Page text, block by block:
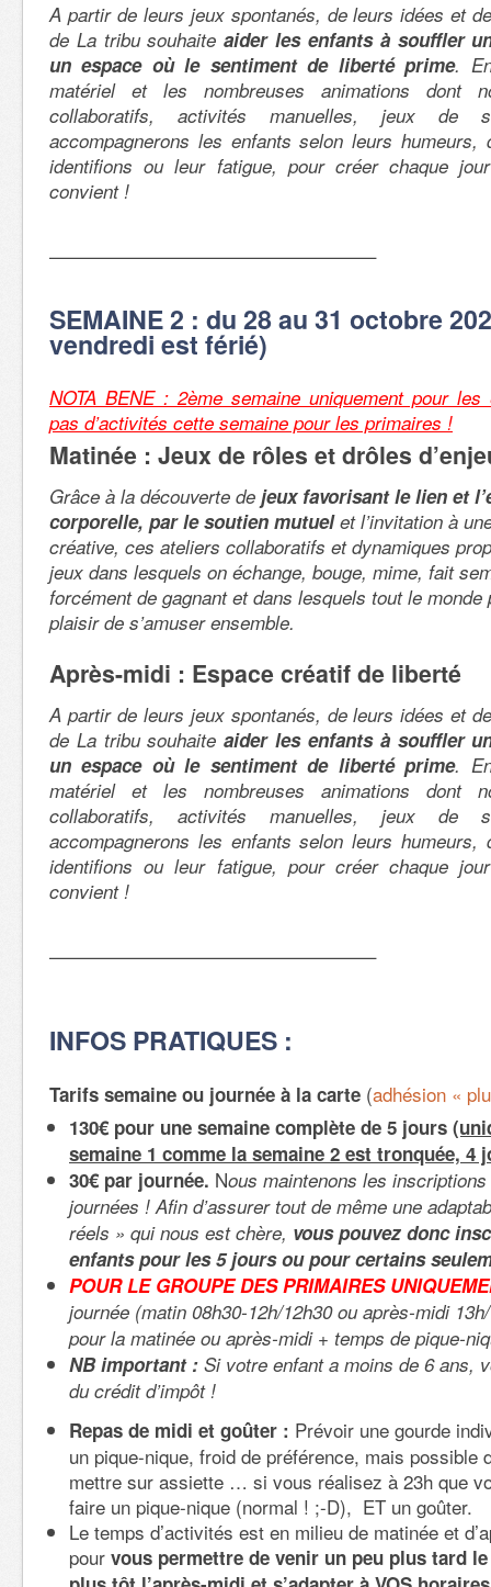
A partir de leurs jeux spontanés, de leurs idées et
de La tribu souhaite aider les enfants à souffler
un espace où le sentiment de liberté prime.
matériel et les nombreuses animations dont
collaboratifs, activités manuelles, jeux de
accompagnerons les enfants selon leurs humeurs,
identifions ou leur fatigue, pour créer chaque
convient !
—————————————————–
SEMAINE 2 : du 28 au 31 octobre
vendredi est férié)
NOTA BENE : 2ème semaine uniquement pour
pas d’activités cette semaine pour les primaires !
Matinée : Jeux de rôles et drôles
Grâce à la découverte de jeux favorisant le lien et
corporelle, par le soutien mutuelet l’invitation à
créative, ces ateliers collaboratifs et dynamiques
jeux dans lesquels on échange, bouge, mime, fait
forcément de gagnant et dans lesquels tout le
plaisir de s’amuser ensemble.
Après-midi : Espace créatif de liberté
A partir de leurs jeux spontanés, de leurs idées et
de La tribu souhaite aider les enfants à souffler
un espace où le sentiment de liberté prime.
matériel et les nombreuses animations dont
collaboratifs, activités manuelles, jeux de
accompagnerons les enfants selon leurs humeurs,
identifions ou leur fatigue, pour créer chaque
convient !
—————————————————–
INFOS PRATIQUES :
Tarifs semaine ou journée à la carte (adhésion «
130€ pour une semaine complète de 5 jours
semaine 1 comme la semaine 2 est tronquée, 4
30€ par journée. Nous maintenons les
journées ! Afin d’assurer tout de même une
réels » qui nous est chère, vous pouvez donc
enfants pour les 5 jours ou pour certains
POUR LE GROUPE DES PRIMAIRES
journée (matin 08h30-12h/12h30 ou après-midi
pour la matinée ou après-midi + temps de pique-
NB important : Si votre enfant a moins de 6 ans,
du crédit d’impôt !
Repas de midi et goûter : Prévoir une gourde
un pique-nique, froid de préférence, mais possible
mettre sur assiette … si vous réalisez à 23h que
faire un pique-nique (normal ! ;-D), ET un goûter.
Le temps d’activités est en milieu de matinée et
pour vous permettre de venir un peu plus tard